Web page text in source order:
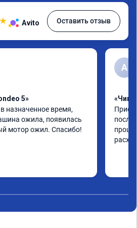
★ Avito Оставить отзыв
5»
назначенное время,
ожила, появилась
мотор ожил. Спасибо!
А
«Чип
после